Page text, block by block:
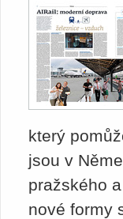
který
jsou v
pražského
nové formy